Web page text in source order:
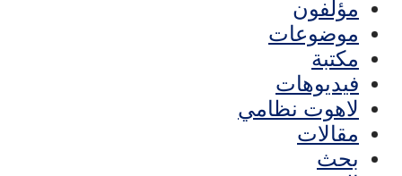
مؤلفون
موضوعات
مكتبة
فيديوهات
لاهوت نظامي
مقالات
بحث